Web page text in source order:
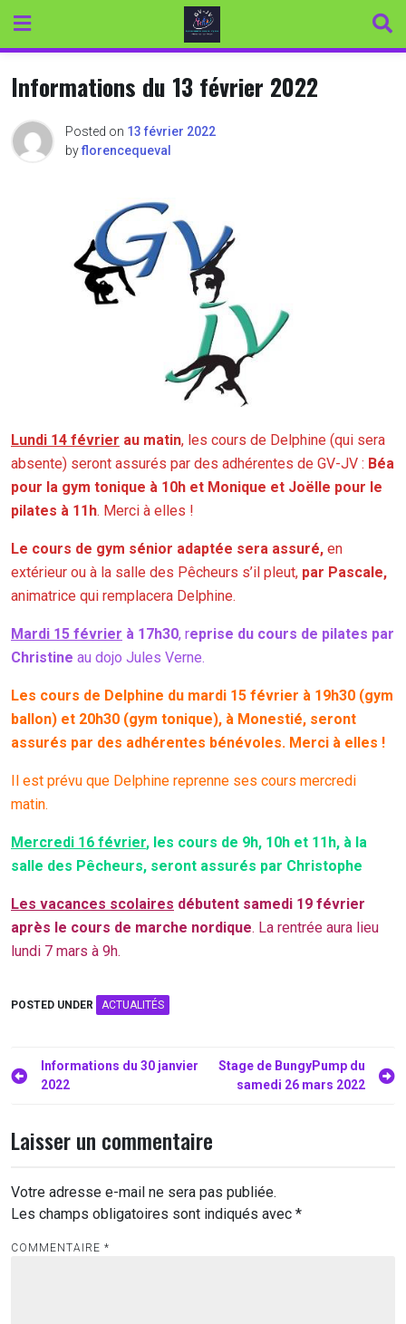
content
Informations du 13 février 2022
Posted on 13 février 2022
byflorencequeval
Lundi 14 février au matin, les cours de Delphine (qui sera
absente) seront assurés par des adhérentes de GV-JV : Béa
pour la gym tonique à 10h et Monique et Joëlle pour le
pilates à 11h. Merci à elles !
Le cours de gym sénior adaptée sera assuré, en
extérieur ou à la salle des Pêcheurs s’il pleut, par Pascale,
animatrice qui remplacera Delphine.
Mardi 15 février à 17h30, reprise du cours de pilates par
Christine au dojo Jules Verne.
Les cours de Delphine du mardi 15 février à 19h30 (gym
ballon) et 20h30 (gym tonique), à Monestié, seront
assurés par des adhérentes bénévoles. Merci à elles !
Il est prévu que Delphine reprenne ses cours mercredi
matin.
Mercredi 16 février, les cours de 9h, 10h et 11h, à la
salle des Pêcheurs, seront assurés par Christophe
Les vacances scolaires débutent samedi 19 février
après le cours de marche nordique. La rentrée aura lieu
lundi 7 mars à 9h.
POSTED UNDER ACTUALITÉS
Navigation
Informations du 30 janvier
2022
Stage de BungyPump du
samedi 26 mars 2022
Laisser un commentaire
Votre adresse e-mail ne sera pas publiée.
Les champs obligatoires sont indiqués avec *
COMMENTAIRE *